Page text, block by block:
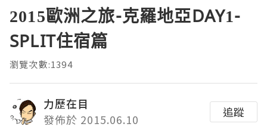
2015歐洲之旅-克羅地亞DAY1-
SPLIT住宿篇
瀏覽次數:1394
力歷在目
發佈於 2015.06.10
追蹤